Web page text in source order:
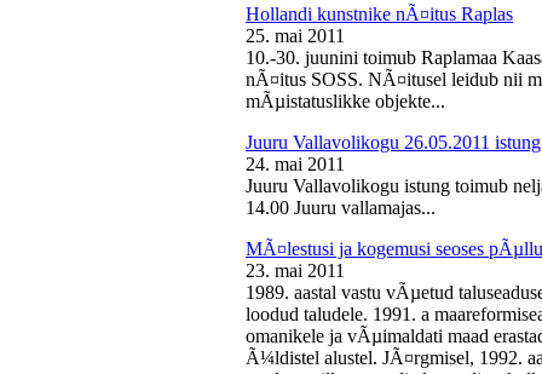
Hollandi kunstnike nÃ¤itus Raplas
25. mai 2011
10.-30. juunini toimub Raplamaa
nÃ¤itus SOSS. NÃ¤itusel leidub nii
mÃµistatuslikke objekte...
Juuru Vallavolikogu 26.05.2011 istung
24. mai 2011
Juuru Vallavolikogu istung toimub
14.00 Juuru vallamajas...
MÃ¤lestusi ja kogemusi seoses
23. mai 2011
1989. aastal vastu vÃµetud
loodud taludele. 1991. a
omanikele ja vÃµimaldati maad
Ã¼ldistel alustel. JÃ¤rgmisel, 1992.